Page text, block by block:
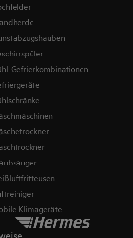
Gefrierkombinationen
Klimageräte